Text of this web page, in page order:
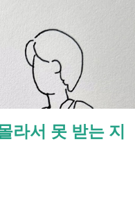
희귀질환·상세불명 희귀질
F코드 대상 병원에서 진료를
에 표시된 V코드를 확인하면
확인할 수 있습니다. 아래
보시기 바랍니다. 암·희귀질
인일부부담금 산정특례에 관
상 특정기호 1 미등록암환자
D33, D37～D48)으로 진료를
라서 못 받는 지